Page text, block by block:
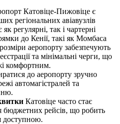
Катовіце-Пижовіце є
регіональних авіавузлів
регулярні, так і чартерні
до Кенії, такі як Момбаса
аеропорту забезпечують
та мінімальні черги, що
комфортним.
до аеропорту зручно
автомагістралей та
Катовіце часто стає
бюджетних рейсів, що робить
доступною.